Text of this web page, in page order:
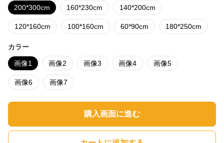
200*300cm 160*230cm 140*200cm
120*160cm 100*160cm 60*90cm 180*250cm
カラー
画像1 画像2 画像3 画像4 画像5
画像6 画像7
購入画面に進む